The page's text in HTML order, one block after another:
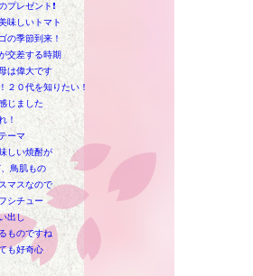
プレゼント❗
味しいトマト
の季節到来！
交差する時期
は偉大です
２０代を知りたい！
じました
！
ーマ
しい焼酎が
鳥肌もの
マスなので
シチュー
出し
ものですね
も好奇心